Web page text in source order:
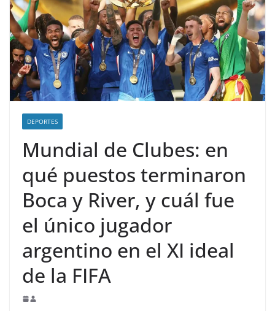
DEPORTES
Mundial de Clubes: en
qué puestos terminaron
Boca y River, y cuál fue
el único jugador
argentino en el XI ideal
de la FIFA